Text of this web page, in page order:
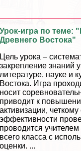
Урок-игра по теме:
Древнего Востока"
Цель урока –
закрепление знаний
литературе, науке и
Востока. Игра
носит
приводит к
активизации,
эффективности
проводится
всего класса с
оценки. ...